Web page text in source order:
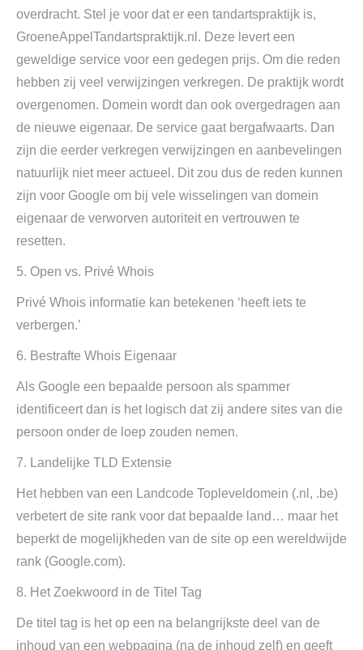
overdracht. Stel je voor dat er een tandartspraktijk is,
GroeneAppelTandartspraktijk.nl. Deze levert een
geweldige service voor een gedegen prijs. Om die reden
hebben zij veel verwijzingen verkregen. De praktijk wordt
overgenomen. Domein wordt dan ook overgedragen aan
de nieuwe eigenaar. De service gaat bergafwaarts. Dan
zijn die eerder verkregen verwijzingen en aanbevelingen
natuurlijk niet meer actueel. Dit zou dus de reden kunnen
zijn voor Google om bij vele wisselingen van domein
eigenaar de verworven autoriteit en vertrouwen te
resetten.
5. Open vs. Privé Whois
Privé Whois informatie kan betekenen ‘heeft iets te
verbergen.’
6. Bestrafte Whois Eigenaar
Als Google een bepaalde persoon als spammer
identificeert dan is het logisch dat zij andere sites van die
persoon onder de loep zouden nemen.
7. Landelijke TLD Extensie
Het hebben van een Landcode Topleveldomein (.nl, .be)
verbetert de site rank voor dat bepaalde land… maar het
beperkt de mogelijkheden van de site op een wereldwijde
rank (Google.com).
8. Het Zoekwoord in de Titel Tag
De titel tag is het op een na belangrijkste deel van de
inhoud van een webpagina (na de inhoud zelf) en geeft